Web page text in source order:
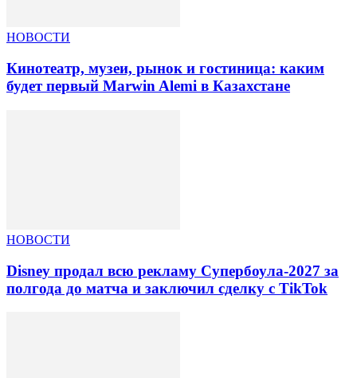
НОВОСТИ
Кинотеатр, музеи, рынок и гостиница: каким
будет первый Marwin Alemi в Казахстане
НОВОСТИ
Disney продал всю рекламу Супербоула-2027 за
полгода до матча и заключил сделку с TikTok